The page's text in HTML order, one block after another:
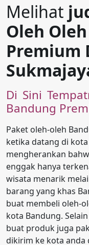
Melihat
Oleh
Premium
Di Sini
Bandung
Paket oleh-oleh
ketika datang di
mengherankan
enggak hanya
wisata menarik
barang yang khas
buat membeli oleh-
kota Bandung.
buat produk juga
dikirim ke kota anda